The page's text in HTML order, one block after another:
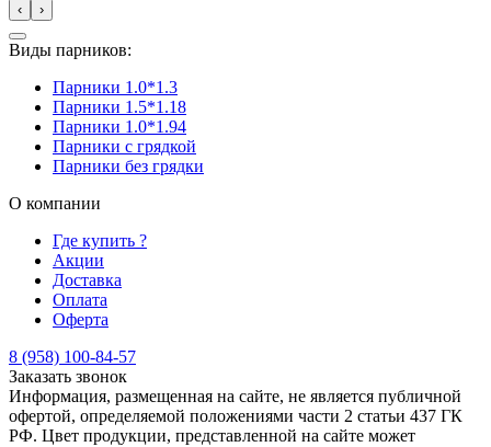
‹ ›
Виды парников:
Парники 1.0*1.3
Парники 1.5*1.18
Парники 1.0*1.94
Парники с грядкой
Парники без грядки
О компании
Где купить ?
Акции
Доставка
Оплата
Оферта
8 (958) 100-84-57
Заказать звонок
Информация, размещенная на сайте, не является публичной
офертой, определяемой положениями части 2 статьи 437 ГК
РФ. Цвет продукции, представленной на сайте может